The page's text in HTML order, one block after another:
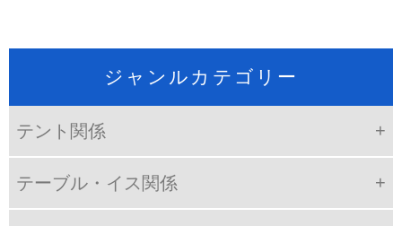
ジャンルカテゴリー
テント関係
テーブル・イス関係